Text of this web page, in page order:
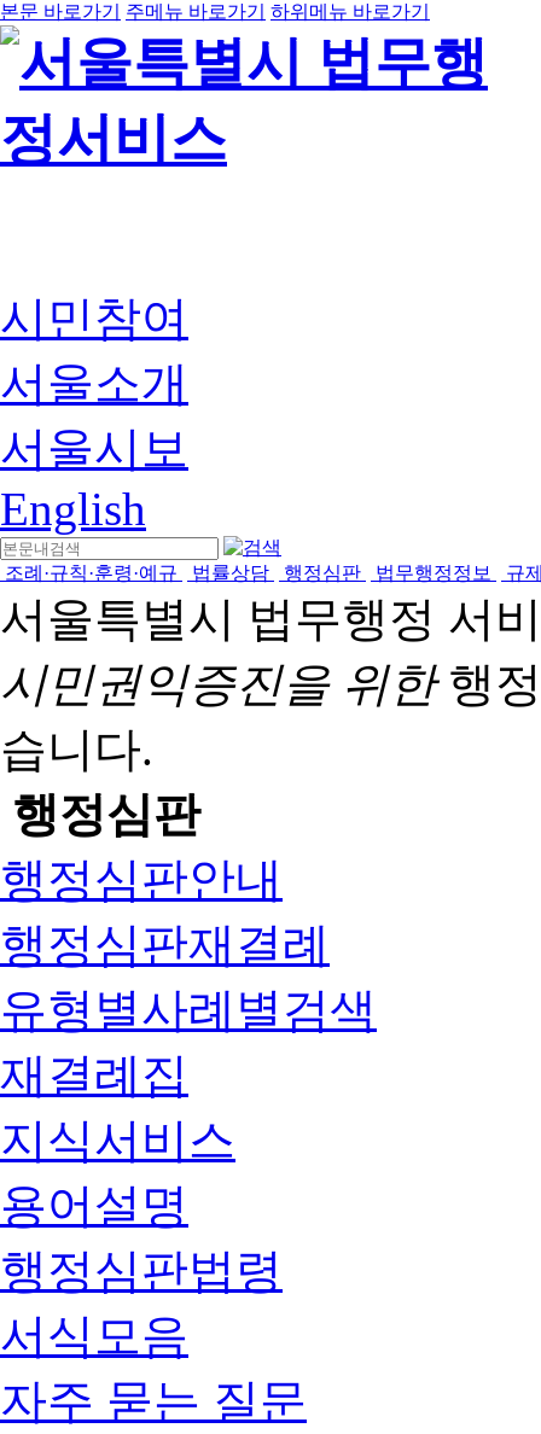
본문 바로가기 주메뉴 바로가기 하위메뉴 바로가기
시민참여
서울소개
서울시보
English
조례·규칙·훈령·예규 법률상담 행정심판 법무행정정보 규
서울특별시 법무행정 서
시민권익증진을 위한행
습니다.
행정심판
행정심판안내
행정심판재결례
유형별사례별검색
재결례집
지식서비스
용어설명
행정심판법령
서식모음
자주 묻는 질문